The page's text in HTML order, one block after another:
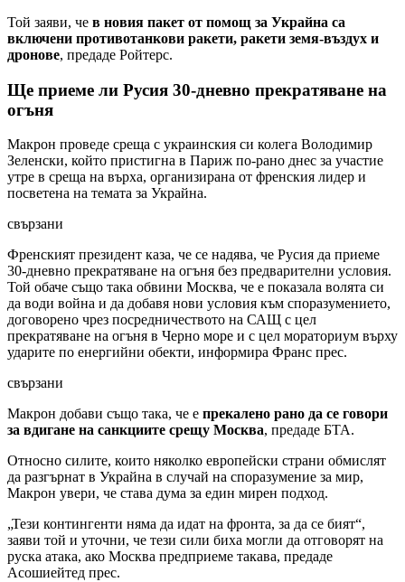
Той заяви, че в новия пакет от помощ за Украйна са
включени противотанкови ракети, ракети земя-въздух и
дронове, предаде Ройтерс.
Ще приеме ли Русия 30-дневно прекратяване на
огъня
Макрон проведе среща с украинския си колега Володимир
Зеленски, който пристигна в Париж по-рано днес за участие
утре в среща на върха, организирана от френския лидер и
посветена на темата за Украйна.
свързани
Френският президент каза, че се надява, че Русия да приеме
30-дневно прекратяване на огъня без предварителни условия.
Той обаче също така обвини Москва, че е показала волята си
да води война и да добавя нови условия към споразумението,
договорено чрез посредничеството на САЩ с цел
прекратяване на огъня в Черно море и с цел мораториум върху
ударите по енергийни обекти, информира Франс прес.
свързани
Макрон добави също така, че е прекалено рано да се говори
за вдигане на санкциите срещу Москва, предаде БТА.
Относно силите, които няколко европейски страни обмислят
да разгърнат в Украйна в случай на споразумение за мир,
Макрон увери, че става дума за един мирен подход.
„Тези контингенти няма да идат на фронта, за да се бият“,
заяви той и уточни, че тези сили биха могли да отговорят на
руска атака, ако Москва предприеме такава, предаде
Асошиейтед прес.